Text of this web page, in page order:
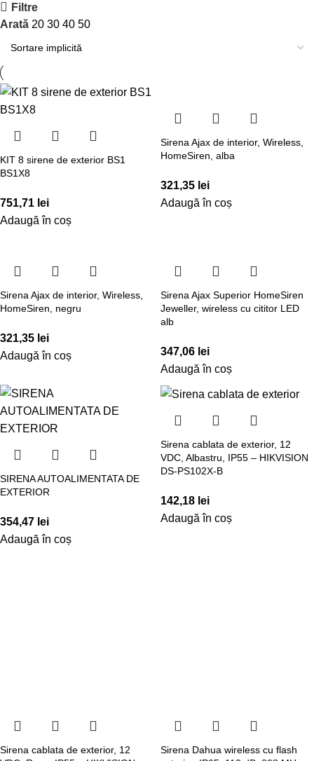
Filtre
Arată 20 30 40 50
KIT 8 sirene de exterior BS1
BS1X8
751,71 lei
Adaugă în coș
Sirena Ajax de interior, Wireless,
HomeSiren, alba
321,35 lei
Adaugă în coș
Sirena Ajax de interior, Wireless,
HomeSiren, negru
321,35 lei
Adaugă în coș
Sirena Ajax Superior HomeSiren
Jeweller, wireless cu cititor LED
alb
347,06 lei
Adaugă în coș
SIRENA AUTOALIMENTATA DE
EXTERIOR
354,47 lei
Adaugă în coș
Sirena cablata de exterior, 12
VDC, Albastru, IP55 – HIKVISION
DS-PS102X-B
142,18 lei
Adaugă în coș
Sirena cablata de exterior, 12
Sirena Dahua wireless cu flash